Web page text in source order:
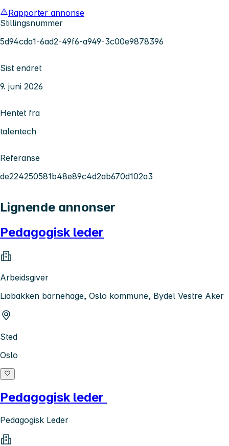
Rapporter annonse
Stillingsnummer
5d94cda1-6ad2-49f6-a949-3c00e9878396
Sist endret
9. juni 2026
Hentet fra
talentech
Referanse
de224250581b48e89c4d2ab670d102a3
Lignende annonser
Pedagogisk leder
Arbeidsgiver
Liabakken barnehage, Oslo kommune, Bydel Vestre Aker
Sted
Oslo
Pedagogisk leder
Pedagogisk Leder